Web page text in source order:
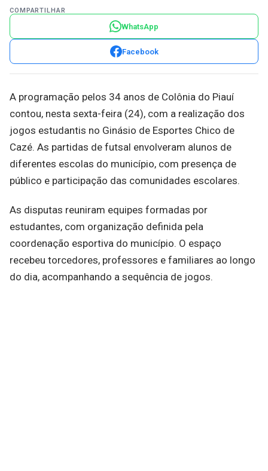
COMPARTILHAR
WhatsApp
Facebook
A programação pelos 34 anos de Colônia do Piauí
contou, nesta sexta-feira (24), com a realização dos
jogos estudantis no Ginásio de Esportes Chico de
Cazé. As partidas de futsal envolveram alunos de
diferentes escolas do município, com presença de
público e participação das comunidades escolares.
As disputas reuniram equipes formadas por
estudantes, com organização definida pela
coordenação esportiva do município. O espaço
recebeu torcedores, professores e familiares ao longo
do dia, acompanhando a sequência de jogos.